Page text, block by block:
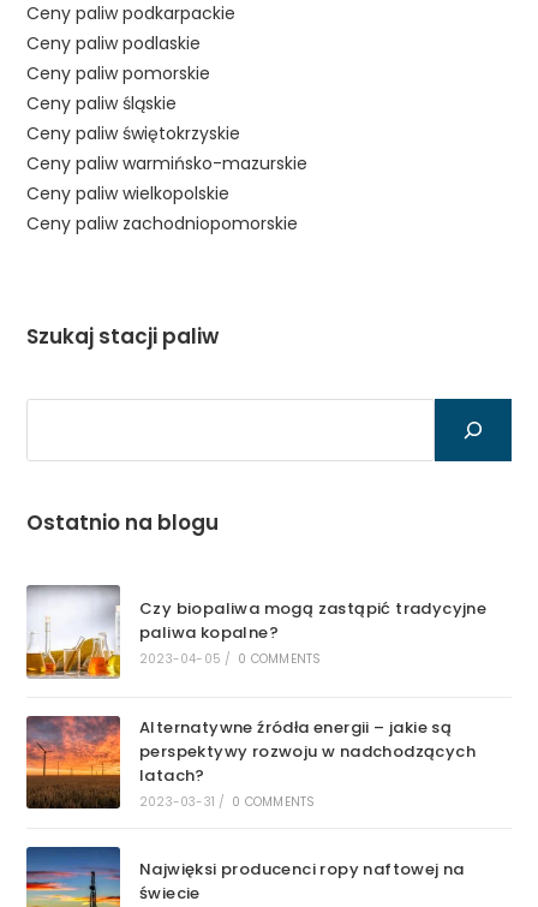
Ceny paliw podkarpackie
Ceny paliw podlaskie
Ceny paliw pomorskie
Ceny paliw śląskie
Ceny paliw świętokrzyskie
Ceny paliw warmińsko-mazurskie
Ceny paliw wielkopolskie
Ceny paliw zachodniopomorskie
Szukaj stacji paliw
Ostatnio na blogu
Czy biopaliwa mogą zastąpić tradycyjne
paliwa kopalne?
2023-04-05 / 0 COMMENTS
Alternatywne źródła energii – jakie są
perspektywy rozwoju w nadchodzących
latach?
2023-03-31 / 0 COMMENTS
Najwięksi producenci ropy naftowej na
świecie